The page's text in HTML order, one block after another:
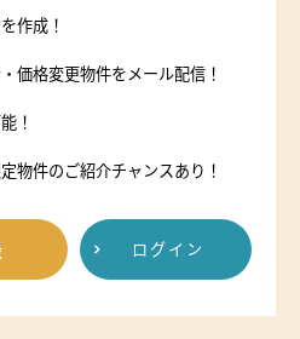
作成！
価格変更物件をメール配信！
！
物件のご紹介チャンスあり！
ログイン